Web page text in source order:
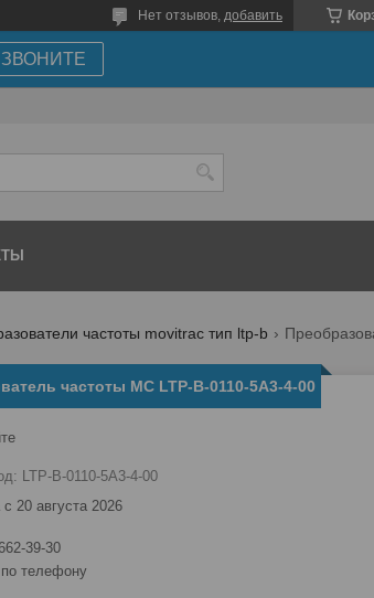
Нет отзывов, добавить
ЗВОНИТЕ
частоты movitrac тип ltp-b
частоты MC LTP-B-0110-5A3-4-00
LTP-B-0110-5A3-4-00
20 августа 2026
39-30
телефону